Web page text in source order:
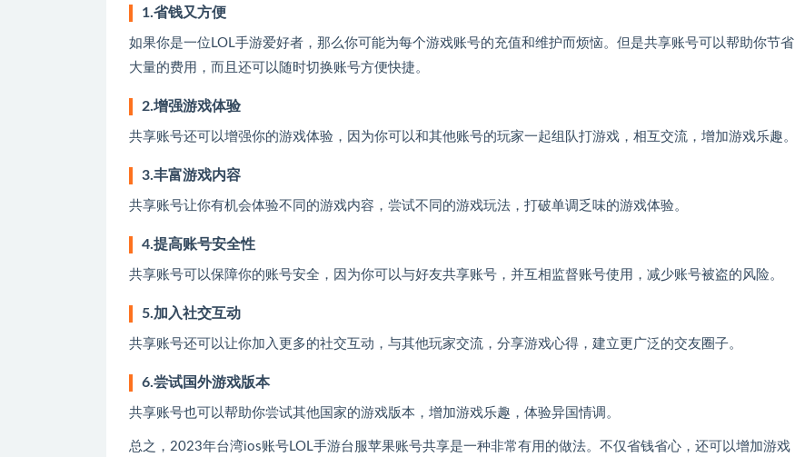
1.省钱又方便
如果你是一位LOL手游爱好者，那么你可能为每个游戏账号的充值和维护而烦恼。但是共享账号可以帮助你节省
大量的费用，而且还可以随时切换账号方便快捷。
2.增强游戏体验
共享账号还可以增强你的游戏体验，因为你可以和其他账号的玩家一起组队打游戏，相互交流，增加游戏乐趣。
3.丰富游戏内容
共享账号让你有机会体验不同的游戏内容，尝试不同的游戏玩法，打破单调乏味的游戏体验。
4.提高账号安全性
共享账号可以保障你的账号安全，因为你可以与好友共享账号，并互相监督账号使用，减少账号被盗的风险。
5.加入社交互动
共享账号还可以让你加入更多的社交互动，与其他玩家交流，分享游戏心得，建立更广泛的交友圈子。
6.尝试国外游戏版本
共享账号也可以帮助你尝试其他国家的游戏版本，增加游戏乐趣，体验异国情调。
总之，2023年台湾ios账号LOL手游台服苹果账号共享是一种非常有用的做法。不仅省钱省心，还可以增加游戏